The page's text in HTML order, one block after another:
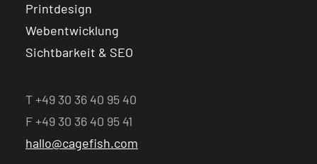
Printdesign
Webentwicklung
Sichtbarkeit & SEO
T +49 30 36 40 95 40
F +49 30 36 40 95 41
hallo@cagefish.com